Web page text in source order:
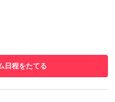
日程をたてる